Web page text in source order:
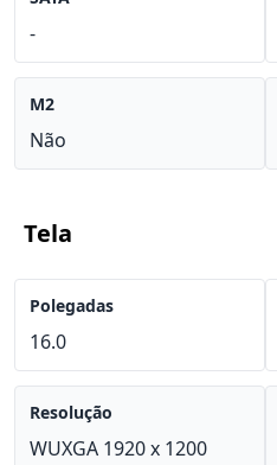
-
M2
Não
Tela
Polegadas
16.0
Resolução
WUXGA 1920 x 1200